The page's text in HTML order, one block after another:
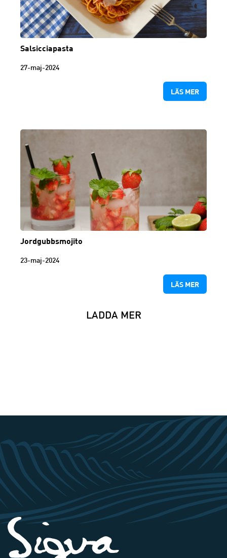
Salsicciapasta
27-maj-2024
LÄS MER
Jordgubbsmojito
23-maj-2024
LÄS MER
LADDA MER